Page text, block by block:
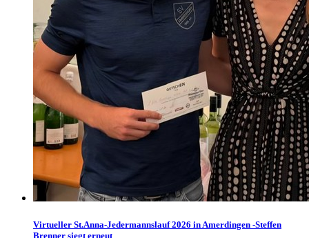
Virtueller St.Anna-Jedermannslauf 2026 in Amerdingen -Steffen
Brenner siegt erneut